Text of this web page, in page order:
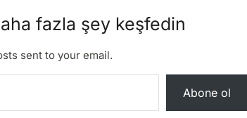
fazla şey keşfedin
sent to your email.
Abone ol